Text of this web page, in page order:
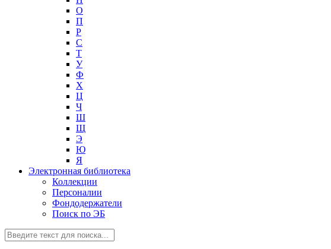
О
П
Р
С
Т
У
Ф
Х
Ц
Ч
Ш
Щ
Э
Ю
Я
Электронная библиотека
Коллекции
Персоналии
Фондодержатели
Поиск по ЭБ